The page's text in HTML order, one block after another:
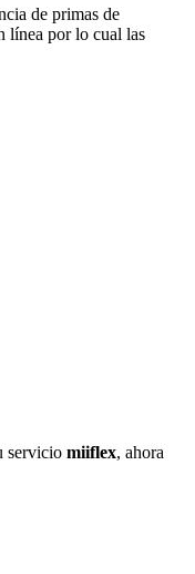
de primas de
línea por lo cual las
servicio miiflex, ahora